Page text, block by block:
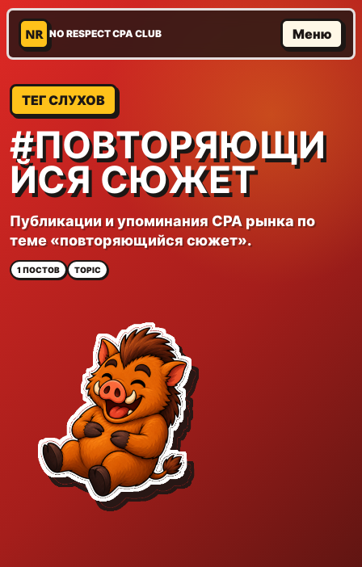
NR NO RESPECT CPA CLUB Меню
ТЕГ СЛУХОВ
#ПОВТОРЯЮЩИ
ЙСЯ СЮЖЕТ
Публикации и упоминания CPA рынка по
теме «повторяющийся сюжет».
1 ПОСТОВ TOPIC